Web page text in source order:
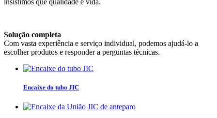
insistimos que qualidade é vida.
Solução completa
Com vasta experiência e serviço individual, podemos ajudá-lo a
escolher produtos e responder a perguntas técnicas.
Encaixe do tubo JIC